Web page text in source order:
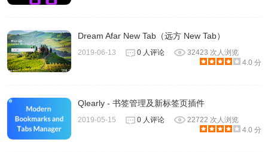
Dream Afar New Tab（远方 New Tab）
2019-06-13 0 人评论
32423 次人浏览
4.0 分
Qlearly - 书签管理及新标签页插件
2019-05-15 0 人评论
22722 次人浏览
4.0 分